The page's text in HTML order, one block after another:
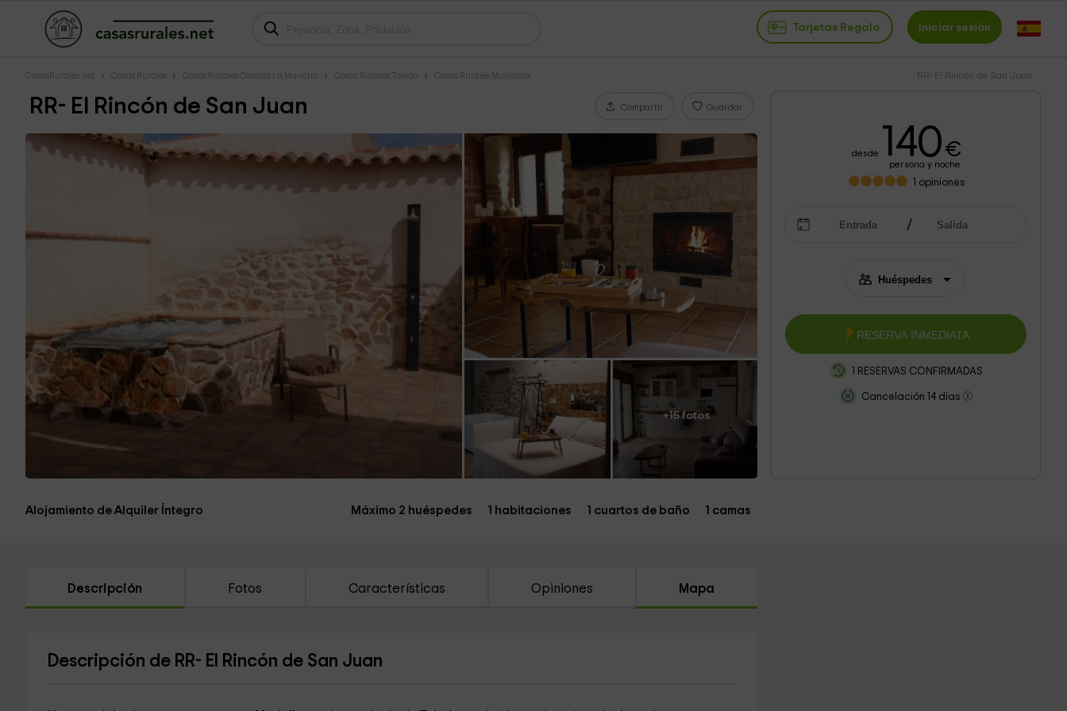
Tarjetas Regalo Iniciar sesión
CasasRurales.net Casas Rurales Casas Rurales Castilla La Mancha Casas Rurales Toledo Casas Rurales Marjaliza RR- El Rincón de San Juan
RR- El Rincón de San Juan Compartir Guardar
+15 fotos
desde 140€
persona y noche
1 opiniones
RESERVA INMEDIATA
1 RESERVAS CONFIRMADAS
Cancelación 14 días
Alojamiento de Alquiler Íntegro Máximo 2 huéspedes 1 habitaciones 1 cuartos de baño 1 camas
Descripción Fotos Características Opiniones Mapa
Descripción de RR- El Rincón de San Juan